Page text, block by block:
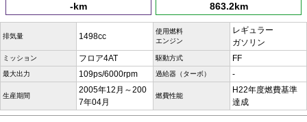
-km 863.2km
排気量 1498cc
使用燃料
エンジン
レギュラー
ガソリン
ミッション フロア4AT 駆動方式 FF
最大出力 109ps/6000rpm 過給器（ターボ） -
生産期間
2005年12月～200
7年04月
燃費性能
H22年度燃費基準
達成